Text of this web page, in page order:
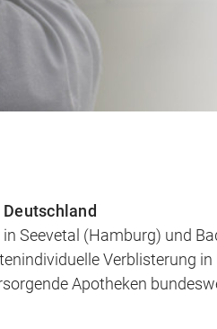
Seevetal (Hamburg) und
Verblisterung
Apotheken